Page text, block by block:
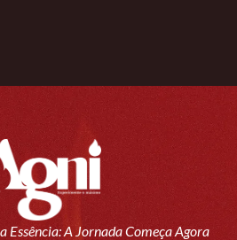
Essência: A Jornada Começa Agora